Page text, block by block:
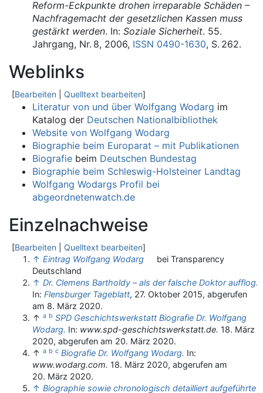
Reform-Eckpunkte drohen irreparable Schäden –
Nachfragemacht der gesetzlichen Kassen muss
gestärkt werden. In: Soziale Sicherheit. 55.
Jahrgang, Nr. 8, 2006, ISSN 0490-1630, S. 262.
Weblinks
[Bearbeiten Quelltext bearbeiten]
Literatur von und über Wolfgang Wodarg im
Katalog der Deutschen Nationalbibliothek
Website von Wolfgang Wodarg
Biographie beim Europarat – mit Publikationen
Biografie beim Deutschen Bundestag
Biographie beim Schleswig-Holsteiner Landtag
Wolfgang Wodargs Profil bei
abgeordnetenwatch.de
Einzelnachweise
[Bearbeiten Quelltext bearbeiten]
↑ Eintrag Wolfgang Wodarg
bei Transparency
Deutschland
↑ Dr. Clemens Bartholdy – als der falsche Doktor aufflog.
In: Flensburger Tageblatt, 27. Oktober 2015, abgerufen
am 8. März 2020.
↑ a b SPD Geschichtswerkstatt Biografie Dr. Wolfgang
Wodarg. In: www.spd-geschichtswerkstatt.de. 18. März
2020, abgerufen am 20. März 2020.
↑ a b c Biografie Dr. Wolfgang Wodarg. In:
www.wodarg.com. 18. März 2020, abgerufen am
20. März 2020.
↑ Biographie sowie chronologisch detailliert aufgeführte